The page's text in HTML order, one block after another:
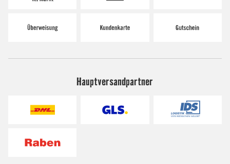
Hauptversandpartner